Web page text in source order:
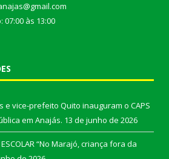
às 13:00
e vice-prefeito Quito inauguram o CAPS
em Anajás. 13 de junho de 2026
ESCOLAR “No Marajó, criança fora da